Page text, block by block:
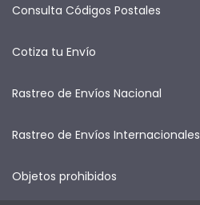
Consulta Códigos Postales
Cotiza tu Envío
Rastreo de Envíos Nacional
Rastreo de Envíos Internacionales
Objetos prohibidos